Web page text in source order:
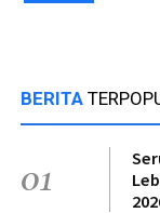
BERITA
01